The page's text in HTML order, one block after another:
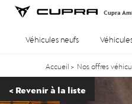
Cupra
Véhicules neufs
Accueil > Nos offres
< Revenir à la liste